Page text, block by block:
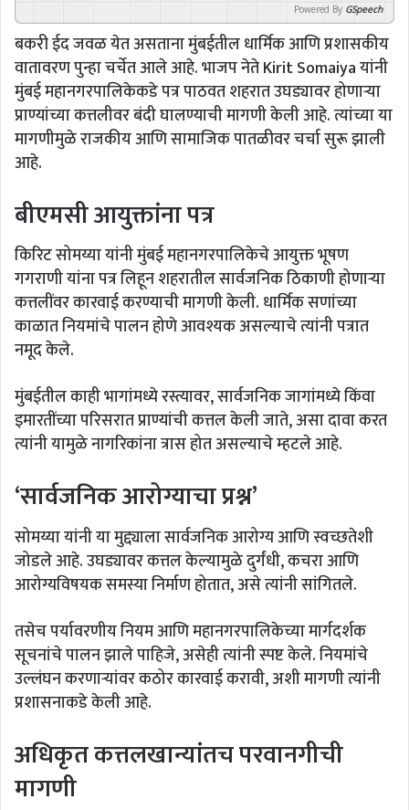
Powered By GSpeech
बकरी ईद जवळ येत असताना मुंबईतील धार्मिक आणि प्रशासकीय
वातावरण पुन्हा चर्चेत आले आहे. भाजप नेते Kirit Somaiya यांनी
मुंबई महानगरपालिकेकडे पत्र पाठवत शहरात उघड्यावर होणाऱ्या
प्राण्यांच्या कत्तलीवर बंदी घालण्याची मागणी केली आहे. त्यांच्या या
मागणीमुळे राजकीय आणि सामाजिक पातळीवर चर्चा सुरू झाली
आहे.
बीएमसी आयुक्तांना पत्र
किरिट सोमय्या यांनी मुंबई महानगरपालिकेचे आयुक्त भूषण
गगराणी यांना पत्र लिहून शहरातील सार्वजनिक ठिकाणी होणाऱ्या
कत्तलींवर कारवाई करण्याची मागणी केली. धार्मिक सणांच्या
काळात नियमांचे पालन होणे आवश्यक असल्याचे त्यांनी पत्रात
नमूद केले.
मुंबईतील काही भागांमध्ये रस्त्यावर, सार्वजनिक जागांमध्ये किंवा
इमारतींच्या परिसरात प्राण्यांची कत्तल केली जाते, असा दावा करत
त्यांनी यामुळे नागरिकांना त्रास होत असल्याचे म्हटले आहे.
‘सार्वजनिक आरोग्याचा प्रश्न’
सोमय्या यांनी या मुद्द्याला सार्वजनिक आरोग्य आणि स्वच्छतेशी
जोडले आहे. उघड्यावर कत्तल केल्यामुळे दुर्गंधी, कचरा आणि
आरोग्यविषयक समस्या निर्माण होतात, असे त्यांनी सांगितले.
तसेच पर्यावरणीय नियम आणि महानगरपालिकेच्या मार्गदर्शक
सूचनांचे पालन झाले पाहिजे, असेही त्यांनी स्पष्ट केले. नियमांचे
उल्लंघन करणाऱ्यांवर कठोर कारवाई करावी, अशी मागणी त्यांनी
प्रशासनाकडे केली आहे.
अधिकृत कत्तलखान्यांतच परवानगीची
मागणी